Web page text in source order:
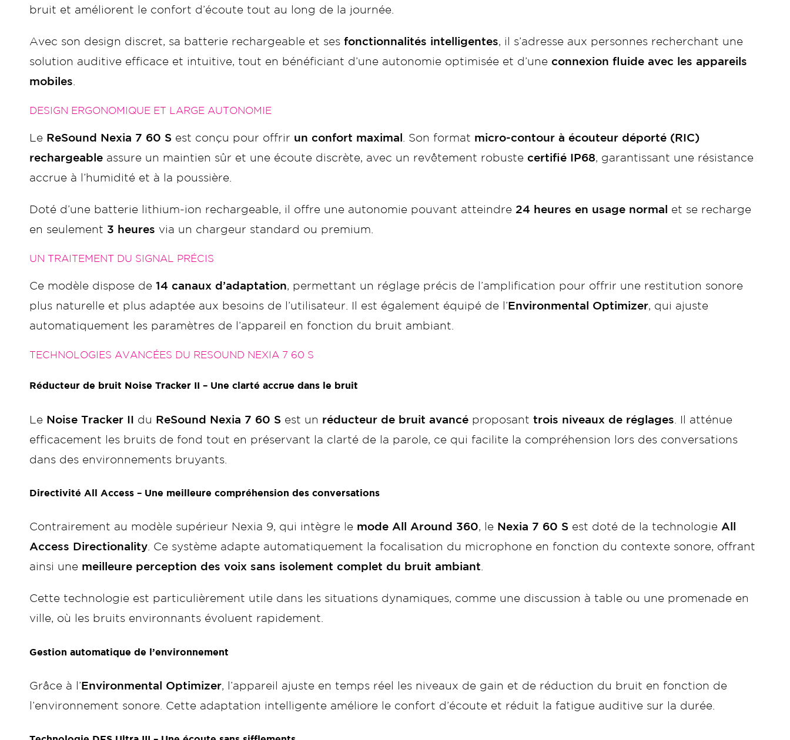
bruit et améliorent le confort d’écoute tout au long de la journée.
Avec son design discret, sa batterie rechargeable et ses fonctionnalités intelligentes, il s’adresse aux personnes recherchant une
solution auditive efficace et intuitive, tout en bénéficiant d’une autonomie optimisée et d’une connexion fluide avec les appareils
mobiles
DESIGN ERGONOMIQUE ET LARGE AUTONOMIE
Le ReSound Nexia 7 60 S est conçu pour offrir un confort maximal . Son format micro-contour à écouteur déporté (RIC)
rechargeable assure un maintien sûr et une écoute discrète, avec un revêtement robuste certifié IP68, garantissant une résistance
accrue à l’humidité et à la poussière.
Doté d’une batterie lithium-ion rechargeable, il offre une autonomie pouvant atteindre 24 heures en usage normal
et se recharge
en seulement 3 heures via un chargeur standard ou premium.
UN TRAITEMENT DU SIGNAL PRÉCIS
Ce modèle dispose de 14 canaux d’adaptation, permettant un réglage précis de l’amplification pour offrir une restitution sonore
plus naturelle et plus adaptée aux besoins de l’utilisateur. Il est également équipé de l’ Environmental Optimizer, qui ajuste
automatiquement les paramètres de l’appareil en fonction du bruit ambiant.
TECHNOLOGIES AVANCÉES DU RESOUND NEXIA 7 60 S
Réducteur de bruit Noise Tracker II – Une clarté accrue dans le bruit
Le Noise Tracker II du ReSound Nexia 7 60 S est un réducteur de bruit avancé proposant trois niveaux de réglages . Il atténue
efficacement les bruits de fond tout en préservant la clarté de la parole, ce qui facilite la compréhension lors des conversations
dans des environnements bruyants.
Directivité All Access – Une meilleure compréhension des conversations
Contrairement au modèle supérieur Nexia 9, qui intègre le mode All Around 360, le Nexia 7 60 S est doté de la technologie All
Access Directionality . Ce système adapte automatiquement la focalisation du microphone en fonction du contexte sonore, offrant
ainsi une meilleure perception des voix sans isolement complet du bruit ambiant
Cette technologie est particulièrement utile dans les situations dynamiques, comme une discussion à table ou une promenade en
ville, où les bruits environnants évoluent rapidement.
Gestion automatique de l’environnement
Grâce à l’ Environmental Optimizer, l’appareil ajuste en temps réel les niveaux de gain et de réduction du bruit en fonction de
l’environnement sonore. Cette adaptation intelligente améliore le confort d’écoute et réduit la fatigue auditive sur la durée.